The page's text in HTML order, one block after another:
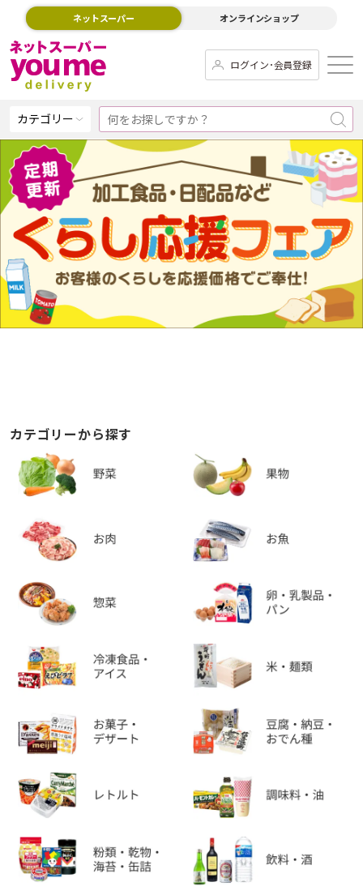
ネットスーパー オンラインショップ
ログイン･会員登録
カテゴリー
カテゴリーから探す